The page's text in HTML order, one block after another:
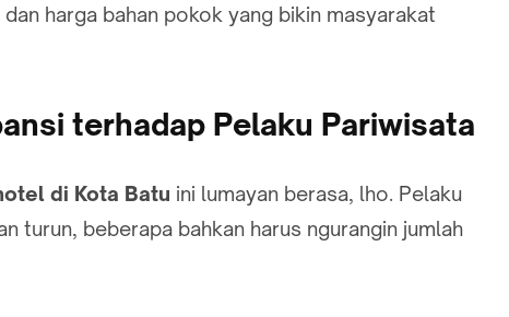
harga bahan pokok yang bikin masyarakat
terhadap Pelaku Pariwisata
di Kota Batu ini lumayan berasa, lho. Pelaku
turun, beberapa bahkan harus ngurangin jumlah